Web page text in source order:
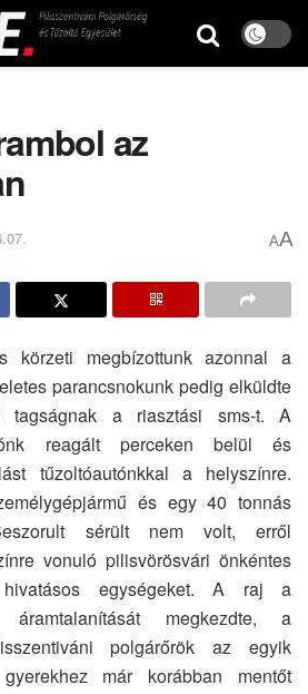
az
AA
körzeti megbízottunk azonnal a
parancsnokunk pedig elküldte
tagságnak a riasztási sms-t. A
reagált perceken belül és
tűzoltóautónkkal a helyszínre.
és egy 40 tonnás
sérült nem volt, erről
vonuló pilisvörösvári önkéntes
egységeket. A raj a
áramtalanítását megkezdte, a
polgárőrök az egyik
már korábban mentőt